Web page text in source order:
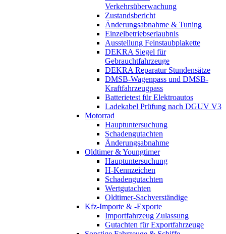
Verkehrsüberwachung
Zustandsbericht
Änderungsabnahme & Tuning
Einzelbetriebserlaubnis
Ausstellung Feinstaubplakette
DEKRA Siegel für
Gebrauchtfahrzeuge
DEKRA Reparatur Stundensätze
DMSB-Wagenpass und DMSB-
Kraftfahrzeugpass
Batterietest für Elektroautos
Ladekabel Prüfung nach DGUV V3
Motorrad
Hauptuntersuchung
Schadengutachten
Änderungsabnahme
Oldtimer & Youngtimer
Hauptuntersuchung
H-Kennzeichen
Schadengutachten
Wertgutachten
Oldtimer-Sachverständige
Kfz-Importe & -Exporte
Importfahrzeug Zulassung
Gutachten für Exportfahrzeuge